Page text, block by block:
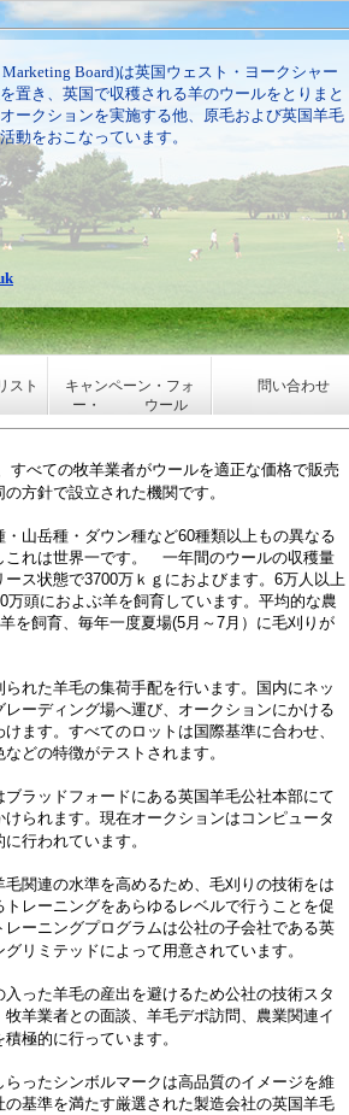
Board)は英国ウェスト・ヨークシャー
置き、英国で収穫される羊のウールをとりまと
ークションを実施する他、原毛および英国羊毛
動をおこなっています。
スト
キャンペーン・フォ
ー・ ウール
問い合わせ
すべての牧羊業者がウールを適正な価格で販売
方針で設立された機関です。
・山岳種・ダウン種など60種類以上もの異なる
これは世界一です。 一年間のウールの収穫量
ース状態で3700万ｋｇにおよびます。6万人以上
万頭におよぶ羊を飼育しています。平均的な農
を飼育、毎年一度夏場(5月～7月）に毛刈りが
れた羊毛の集荷手配を行います。国内にネッ
レーディング場へ運び、オークションにかける
ます。すべてのロットは国際基準に合わせ、
どの特徴がテストされます。
ブラッドフォードにある英国羊毛公社本部にて
けられます。現在オークションはコンピュータ
行われています。
毛関連の水準を高めるため、毛刈りの技術をは
トレーニングをあらゆるレベルで行うことを促
レーニングプログラムは公社の子会社である英
リミテッドによって用意されています。
った羊毛の産出を避けるため公社の技術スタ
牧羊業者との面談、羊毛デポ訪問、農業関連イ
極的に行っています。
らったシンボルマークは高品質のイメージを維
の基準を満たす厳選された製造会社の英国羊毛